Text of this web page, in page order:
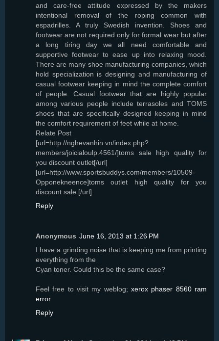
and care-free attitude expressed by the makers
intentional removal of the roping common with
espadrilles. A truly Swedish invention. Shoes and
footwear are not required only for formal wear but after
a long tiring day we all need comfortable and
supportive footwear to ease up into relaxing mood.
There are many shoe manufacturing companies, which
hold specialization is designing and manufacturing of
casual footwear keeping in mind the complete comfort
of people. Casual footwear that are highly popular
among various people include terrasoles and TOMS
shoes that are specifically designed keeping in mind
the comfort requirement of feet while at home.
Relate Post
[url=http://nghevanhin.vn/index.php?
members/joicialoulp.4561/]toms sale high quality for
you discount outlet[/url]
[url=http://www.sportsbuddys.com/members/10509-
Opponekneence]toms outlet high quality for you
discount sale [/url]
Reply
Anonymous June 16, 2013 at 1:26 PM
I have a grinding noise that is keeping me from printing
everything from the
Cyan toner. Could this be the same case?
Feel free to visit my weblog; xerox phaser 8560 ram
error
Reply